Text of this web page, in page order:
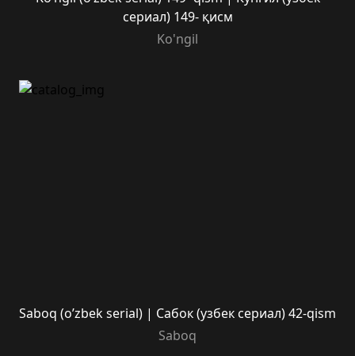
сериал) 149- қисм
Ko'ngil
Saboq (o’zbek serial) | Сабок (узбек сериал) 42-qism
Saboq